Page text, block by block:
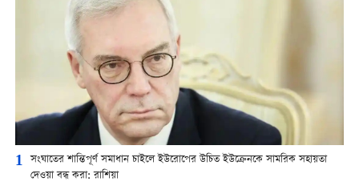
1 সংঘাতের শান্তিপূর্ণ সমাধান চাইলে ইউরোপের উচিত ইউক্রেনকে সামরিক সহায়তা
দেওয়া বন্ধ করা: রাশিয়া